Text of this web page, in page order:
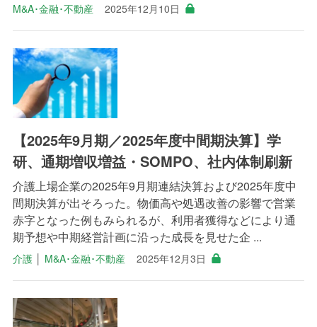
M&A･金融･不動産 2025年12月10日
【2025年9月期／2025年度中間期決算】学
研、通期増収増益・SOMPO、社内体制刷新
介護上場企業の2025年9月期連結決算および2025年度中
間期決算が出そろった。物価高や処遇改善の影響で営業
赤字となった例もみられるが、利用者獲得などにより通
期予想や中期経営計画に沿った成長を見せた企 ...
介護│ M&A･金融･不動産 2025年12月3日